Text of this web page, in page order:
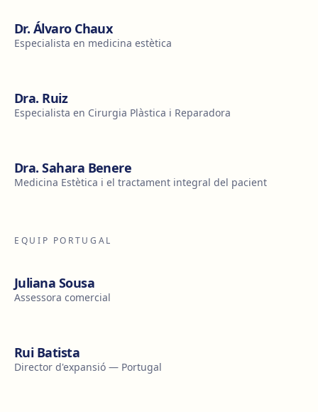
Dr. Álvaro Chaux
Especialista en medicina estètica
Dra. Ruiz
Especialista en Cirurgia Plàstica i Reparadora
Dra. Sahara Benere
Medicina Estètica i el tractament integral del pacient
EQUIP PORTUGAL
Juliana Sousa
Assessora comercial
Rui Batista
Director d'expansió — Portugal